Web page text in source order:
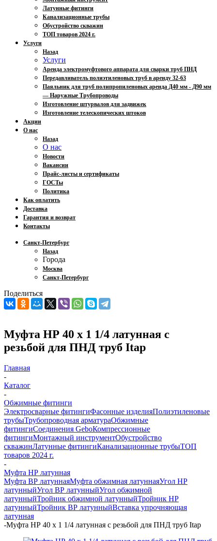
Латунные фитинги
Канализационные трубы
Обустройство скважин
ТОП товаров 2024 г.
Услуги
Назад
Услуги
Аренда электромуфтового аппарата для сварки труб ПНД
Передавливатель полиэтиленовых труб в аренду 32-63
Паяльник для труб полипропиленовых аренда Д40 мм - Д90 мм
— Наружные Трубопроводы
Изготовление штурвалов для задвижек
Изготовление телескопических штоков
Акции
О нас
Назад
О нас
Новости
Вакансии
Прайс-листы и сертификаты
ГОСТы
Политика
Как оплатить
Доставка
Гарантия и возврат
Контакты
Санкт-Петербург
Назад
Города
Москва
Санкт-Петербург
Поделиться
Муфта НР 40 х 1 1/4 латунная с
резьбой для ПНД труб Itap
Главная
-
Каталог
-
Обжимные фитинги
Электросварные фитингиФасонные изделияПолиэтиленовые
трубыТрубопроводная арматураОбжимные
фитингиСоединения GeboКомпрессионные
фитингиМонтажный инструментОбустройство
скважинЛатунные фитингиКанализационные трубыТОП
товаров 2024 г.
-
Муфта НР латунная
Муфта ВР латуннаяМуфта обжимная латуннаяУгол НР
латунныйУгол ВР латунныйУгол обжимной
латунныйТройник обжимной латунныйТройник НР
латунныйТройник ВР латунныйВставка упрочняющая
латунная
-Муфта НР 40 х 1 1/4 латунная с резьбой для ПНД труб Itap